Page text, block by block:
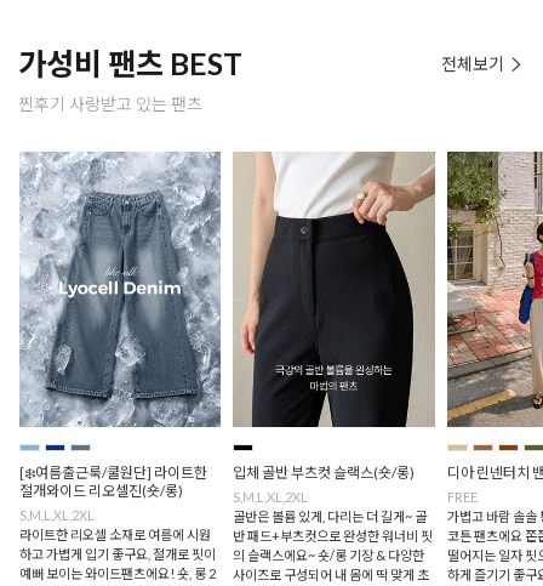
가성비 팬츠 BEST
찐후기 사랑받고 있는 팬츠
전체보기
[❄️여름출근룩/쿨원단] 라이트한
절개와이드 리오셀진(숏/롱)
S,M,L,XL,2XL
라이트한 리오셀 소재로 여름에 시원
하고 가볍게 입기 좋구요, 절개로 핏이
예뻐 보이는 와이드팬츠에요! 숏, 롱 2
입체 골반 부츠컷 슬랙스(숏/롱)
S,M,L,XL,2XL
골반은 볼륨 있게, 다리는 더 길게~ 골
반 패드+부츠컷으로 완성한 워너비 핏
의 슬랙스에요~ 숏/롱 기장 & 다양한
사이즈로 구성되어 내 몸에 딱 맞게 초
디아 린넨터치
FREE
가볍고 바람 솔솔
코튼 팬츠에요 쫀
떨어지는 일자 핏
하게 즐기기 좋구